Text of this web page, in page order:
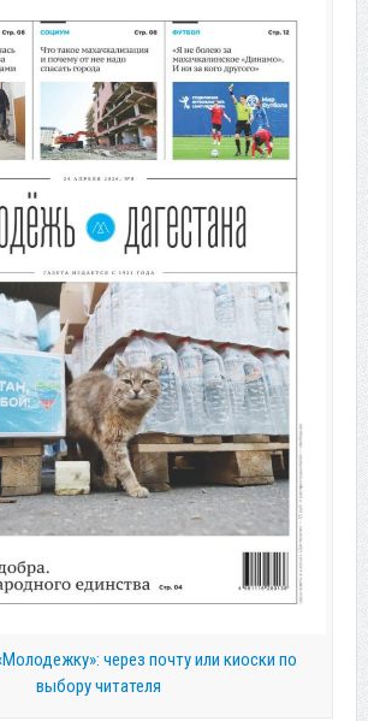
через почту или киоски по
выбору читателя